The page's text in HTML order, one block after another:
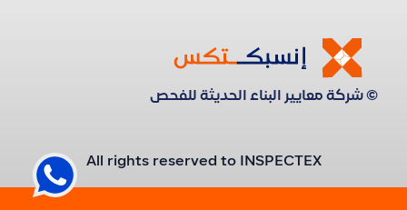
© شركة معايير البناء الحديثة للفحص
All rights reserved to INSPECTEX